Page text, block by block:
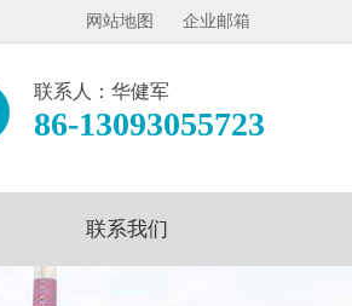
网站地图 企业邮箱
联系人：华健军
86-13093055723
联系我们